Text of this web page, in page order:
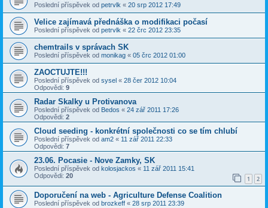
Poslední příspěvek od petrvlk « 20 srp 2012 17:49
Velice zajímavá přednáška o modifikaci počasí
Poslední příspěvek od petrvlk « 22 črc 2012 23:35
chemtrails v správach SK
Poslední příspěvek od monikag « 05 črc 2012 01:00
ZAOCTUJTE!!!
Poslední příspěvek od sysel « 28 čer 2012 10:04
Odpovědi: 9
Radar Skalky u Protivanova
Poslední příspěvek od Bedos « 24 zář 2011 17:26
Odpovědi: 2
Cloud seeding - konkrétní společnosti co se tím chlubí
Poslední příspěvek od am2 « 11 zář 2011 22:33
Odpovědi: 7
23.06. Pocasie - Nove Zamky, SK
Poslední příspěvek od kolosjackos « 11 zář 2011 15:41
Odpovědi: 20 1 2
Doporučení na web - Agriculture Defense Coalition
Poslední příspěvek od brozkeff « 28 srp 2011 23:39